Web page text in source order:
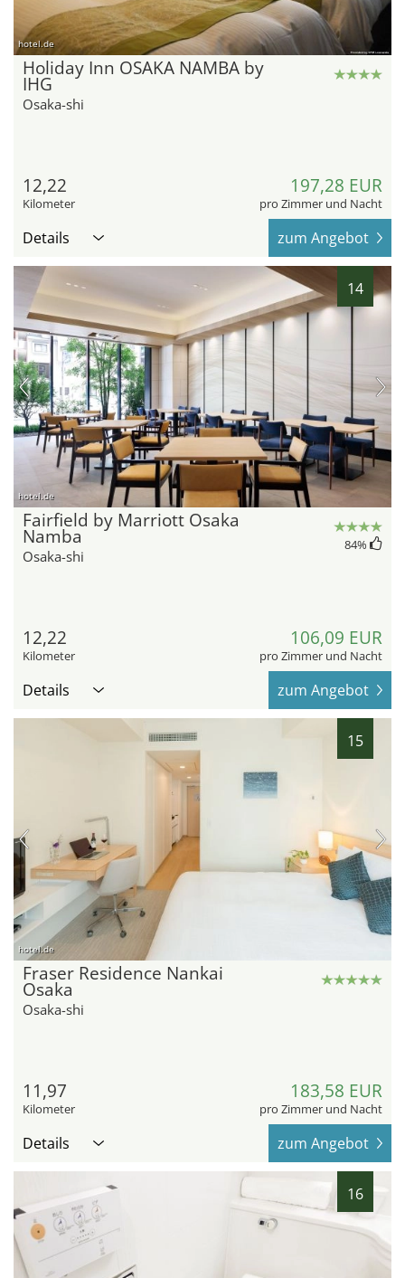
hotel.de
Holiday Inn OSAKA NAMBA by
IHG
Osaka-shi
12,22
Kilometer
197,28 EUR
pro Zimmer und Nacht
Details zum Angebot
14
hotel.de
Fairfield by Marriott Osaka
Namba
Osaka-shi
84%
12,22
Kilometer
106,09 EUR
pro Zimmer und Nacht
Details zum Angebot
15
hotel.de
Fraser Residence Nankai
Osaka
Osaka-shi
11,97
Kilometer
183,58 EUR
pro Zimmer und Nacht
Details zum Angebot
16